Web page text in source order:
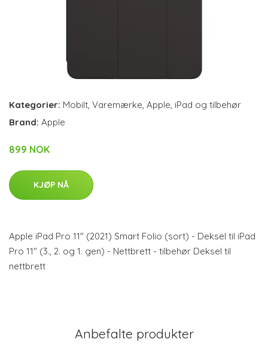
Kategorier: Mobilt Varemærke Apple iPad og tilbehør
Brand: Apple
899 NOK
KJØP NÅ
Apple iPad Pro 11" (2021) Smart Folio (sort) - Deksel til iPad
Pro 11" (3., 2. og 1. gen) - Nettbrett - tilbehør Deksel til
nettbrett
Anbefalte produkter